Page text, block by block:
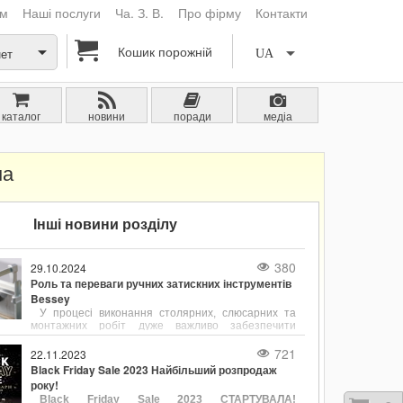
Наші послуги Ча. З. В. Про фірму Контакти
UA
Кошик порожній
каталог новини поради
медіа
Інші новини розділу
29.10.2024 380
Роль та переваги ручних затискних інструментів
Bessey
У процесі виконання столярних, слюсарних та
монтажних робіт дуже важливо забезпечити
надійне та точне фіксування деталей. Ручні
затискні інструменти, такі як струбцини є
незамінними помічниками для утримання
заготовок у потрібному положенні. Одним із лідерів
у виробництві струбцин є компанія Bessey, відома
22.11.2023 721
Black Friday Sale 2023 Найбільший розпродаж
року!
Black Friday Sale 2023 СТАРТУВАЛА!